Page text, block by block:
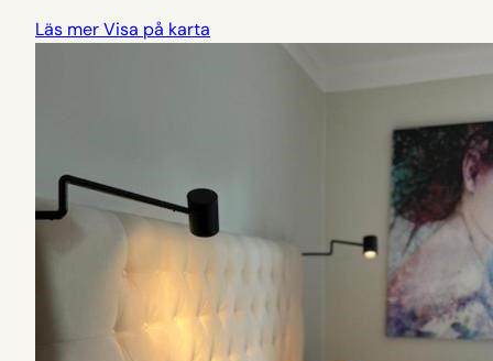
Läs merVisa på karta